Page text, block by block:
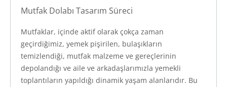
Mutfak Dolabı Tasarım Süreci
Mutfaklar, içinde aktif olarak çokça zaman
geçirdiğimiz, yemek pişirilen, bulaşıkların
temizlendiği, mutfak malzeme ve gereçlerinin
depolandığı ve aile ve arkadaşlarımızla yemekli
toplantıların yapıldığı dinamik yaşam alanlarıdır. Bu